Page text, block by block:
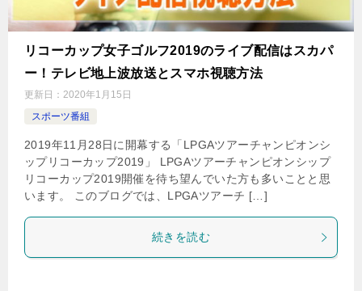
リコーカップ女子ゴルフ2019のライブ配信はスカパ
ー！テレビ地上波放送とスマホ視聴方法
更新日： 2020年1月15日
スポーツ番組
2019年11月28日に開幕する「LPGAツアーチャンピオンシ
ップリコーカップ2019」 LPGAツアーチャンピオンシップ
リコーカップ2019開催を待ち望んでいた方も多いことと思
います。 このブログでは、LPGAツアーチ […]
続きを読む